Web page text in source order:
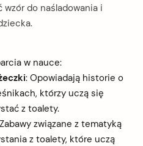
do naśladowania i
w nauce:
: Opowiadają historie o
którzy uczą się
z toalety.
związane z tematyką
z toalety, które uczą